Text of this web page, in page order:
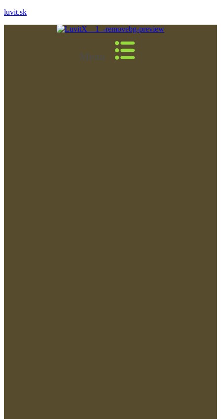
luvit.sk
Menu